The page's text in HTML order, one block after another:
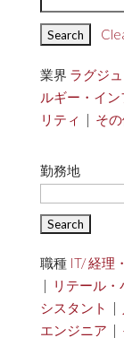
業界 ラグジ
ルギー・イン
リティ
| そ
勤務地
職種 IT/ 経理
|
リテール・
シスタント
|
エンジニア |